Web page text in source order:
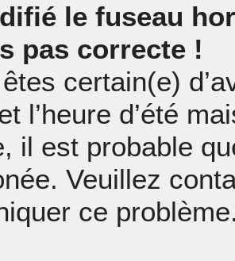
le fuseau
pas correcte !
certain(e)
l’heure d’été
il est probable
Veuillez
ce